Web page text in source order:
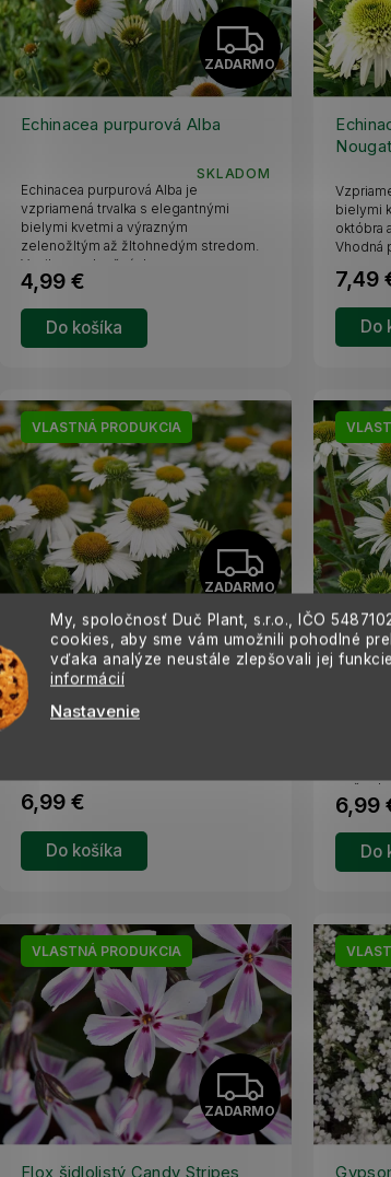
My, spoločnosť Duč Plant, s.r.o., IČO
cookies, aby sme vám umožnili pohodlné
vďaka analýze neustále zlepšovali jej
informácií
Nastavenie
Z
A
A
ZADARMO
Echinacea purpurová Alba
SKLADOM
4,99 €
Do košíka
Echinacea purpurová Alba je
vzpriamená trvalka s elegantnými
bielymi kvetmi a výrazným
zelenožltým až žltohnedým stredom.
Vynikne v slnečných...
Nougat
7,49
Do
bielymi
októbra
Vhodná
VLASTNÁ PRODUKCIA
Z
A
D
M
ZADARMO
Echinacea purpurová Meditation
White
6,99 €
Do košíka
Echinacea purpurová Meditation White
Pearl
6,99
Do
počas
VLASTNÁ PRODUKCIA
Z
A
ZADARMO
Flox šidlolistý Candy Stripes